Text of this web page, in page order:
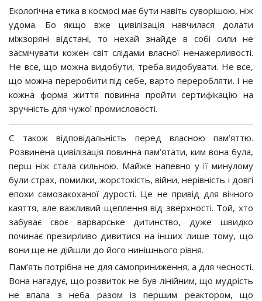
Екологічна етика в космосі має бути навіть суворішою, ніж
удома. Бо якщо вже цивілізація навчилася долати
міжзоряні відстані, то нехай знайде в собі сили не
засмічувати кожен світ слідами власної ненажерливості.
Не все, що можна видобути, треба видобувати. Не все,
що можна переробити під себе, варто переробляти. І не
кожна форма життя повинна пройти сертифікацію на
зручність для чужої промисловості.
Є також відповідальність перед власною пам’яттю.
Розвинена цивілізація повинна пам’ятати, ким вона була,
перш ніж стала сильною. Майже напевно у її минулому
були страх, помилки, жорстокість, війни, нерівність і довгі
епохи самозакоханої дурості. Це не привід для вічного
каяття, але важливий щеплення від зверхності. Той, хто
забуває своє варварське дитинство, дуже швидко
починає презирливо дивитися на інших лише тому, що
вони ще не дійшли до його нинішнього рівня.
Пам’ять потрібна не для самоприниження, а для чесності.
Вона нагадує, що розвиток не був лінійним, що мудрість
не впала з неба разом із першим реактором, що